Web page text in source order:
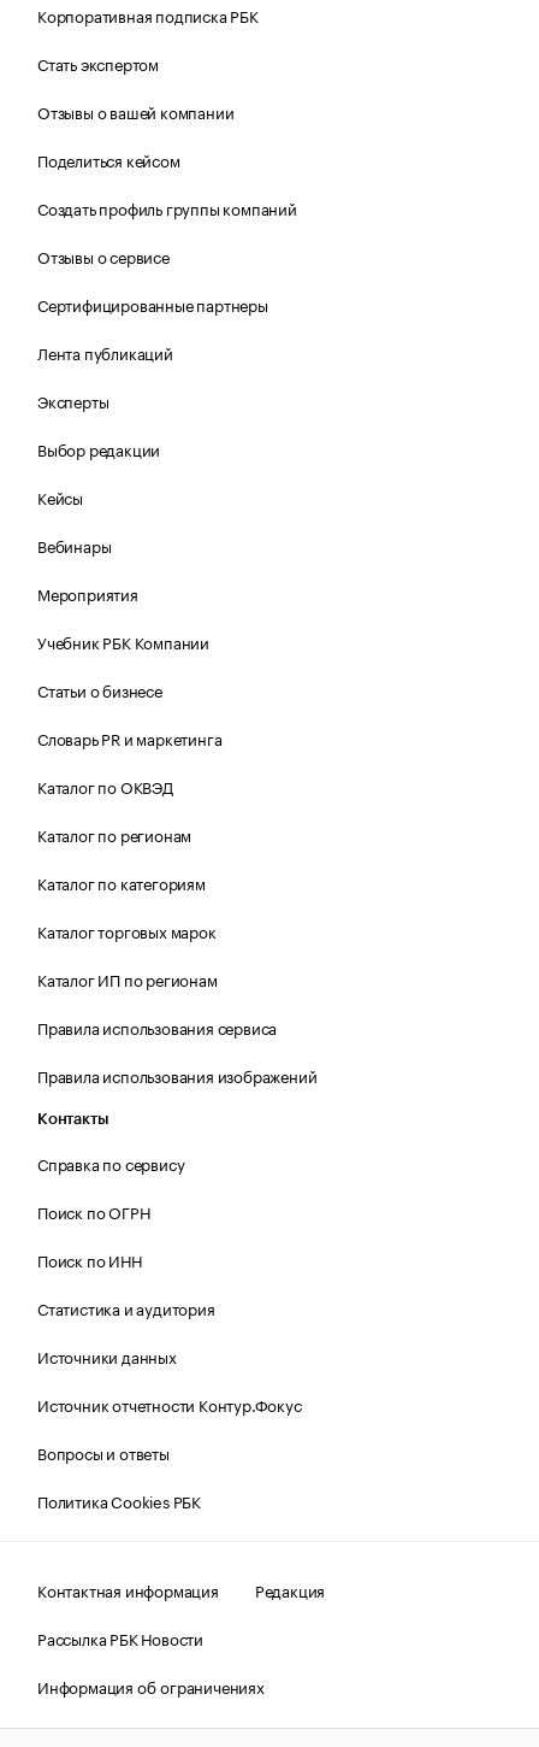
Корпоративная подписка РБК
Стать экспертом
Отзывы о вашей компании
Поделиться кейсом
Создать профиль группы компаний
Отзывы о сервисе
Сертифицированные партнеры
Лента публикаций
Эксперты
Выбор редакции
Кейсы
Вебинары
Мероприятия
Учебник РБК Компании
Статьи о бизнесе
Словарь PR и маркетинга
Каталог по ОКВЭД
Каталог по регионам
Каталог по категориям
Каталог торговых марок
Каталог ИП по регионам
Правила использования сервиса
Правила использования изображений
Контакты
Справка по сервису
Поиск по ОГРН
Поиск по ИНН
Статистика и аудитория
Источники данных
Источник отчетности Контур.Фокус
Вопросы и ответы
Политика Cookies РБК
Контактная информация
Редакция
Рассылка РБК Новости
Информация об ограничениях
Правовая информация
О соблюдении авторских прав